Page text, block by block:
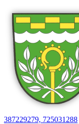
387229279, 725031288